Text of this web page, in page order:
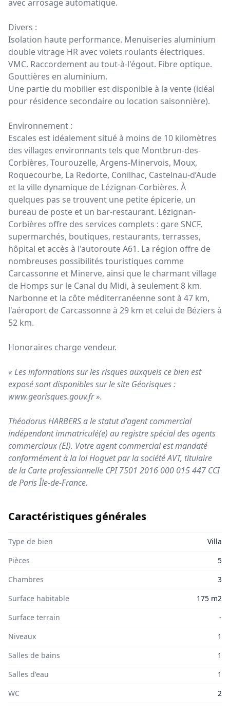
avec arrosage automatique.
Divers :
Isolation haute performance. Menuiseries aluminium
double vitrage HR avec volets roulants électriques.
VMC. Raccordement au tout-à-l'égout. Fibre optique.
Gouttières en aluminium.
Une partie du mobilier est disponible à la vente (idéal
pour résidence secondaire ou location saisonnière).
Environnement :
Escales est idéalement situé à moins de 10 kilomètres
des villages environnants tels que Montbrun-des-
Corbières, Tourouzelle, Argens-Minervois, Moux,
Roquecourbe, La Redorte, Conilhac, Castelnau-d’Aude
et la ville dynamique de Lézignan-Corbières. À
quelques pas se trouvent une petite épicerie, un
bureau de poste et un bar-restaurant. Lézignan-
Corbières offre des services complets : gare SNCF,
supermarchés, boutiques, restaurants, terrasses,
hôpital et accès à l'autoroute A61. La région offre de
nombreuses possibilités touristiques comme
Carcassonne et Minerve, ainsi que le charmant village
de Homps sur le Canal du Midi, à seulement 8 km.
Narbonne et la côte méditerranéenne sont à 47 km,
l'aéroport de Carcassonne à 29 km et celui de Béziers à
52 km.
Honoraires charge vendeur.
« Les informations sur les risques auxquels ce bien est
exposé sont disponibles sur le site Géorisques :
www.georisques.gouv.fr».
Théodorus HARBERS a le statut d'agent commercial
indépendant immatriculé(e) au registre spécial des agents
commerciaux (EI). Votre agent commercial est mandaté
conformément à la loi Hoguet par la société AVT, titulaire
de la Carte professionnelle CPI 7501 2016 000 015 447 CCI
de Paris Île-de-France.
Caractéristiques générales
Type de bien
Villa
Pièces
5
Chambres
3
Surface habitable
175 m2
Surface terrain
-
Niveaux
1
Salles de bains
1
Salles d'eau
1
WC
2